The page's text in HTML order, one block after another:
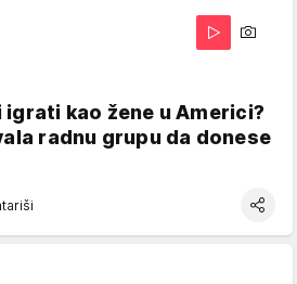
igrati kao žene u Americi?
radnu grupu da donese